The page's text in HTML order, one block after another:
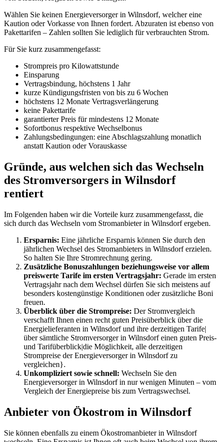
Wählen Sie keinen Energieversorger in Wilnsdorf, welcher eine
Kaution oder Vorkasse von Ihnen fordert. Abzuraten ist ebenso von
Pakettarifen – Zahlen sollten Sie lediglich für verbrauchten Strom.
Für Sie kurz zusammengefasst:
Strompreis pro Kilowattstunde
Einsparung
Vertragsbindung, höchstens 1 Jahr
kurze Kündigungsfristen von bis zu 6 Wochen
höchstens 12 Monate Vertragsverlängerung
keine Pakettarife
garantierter Preis für mindestens 12 Monate
Sofortbonus respektive Wechselbonus
Zahlungsbedingungen: eine Abschlagszahlung monatlich
anstatt Kaution oder Vorauskasse
Gründe, aus welchen sich das Wechseln
des Stromversorgers in Wilnsdorf
rentiert
Im Folgenden haben wir die Vorteile kurz zusammengefasst, die
sich durch das Wechseln vom Stromanbieter in Wilnsdorf ergeben.
Ersparnis: Eine jährliche Ersparnis können Sie durch den
jährlichen Wechsel des Stromanbieters in Wilnsdorf erzielen.
So halten Sie Ihre Stromrechnung gering.
Zusätzliche Bonuszahlungen beziehungsweise vor allem
preiswerte Tarife im ersten Vertragsjahr: Gerade im ersten
Vertragsjahr nach dem Wechsel dürfen Sie sich meistens auf
besonders kostengünstige Konditionen oder zusätzliche Boni
freuen.
Überblick über die Strompreise: Der Stromvergleich
verschafft Ihnen einen recht guten Preisüberblick über die
Energielieferanten in Wilnsdorf und ihre derzeitigen Tarife|
über sämtliche Stromversorger in Wilnsdorf einen guten Preis-
und Tarifüberblick|die Möglichkeit, alle derzeitigen
Strompreise der Energieversorger in Wilnsdorf zu
vergleichen}.
Unkompliziert sowie schnell: Wechseln Sie den
Energieversorger in Wilnsdorf in nur wenigen Minuten – vom
Vergleich der Energiepreise bis zum Vertragswechsel.
Anbieter von Ökostrom in Wilnsdorf
Sie können ebenfalls zu einem Ökostromanbieter in Wilnsdorf